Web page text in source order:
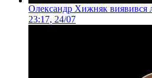
Олександр Хижняк виявився
23:17, 24/07